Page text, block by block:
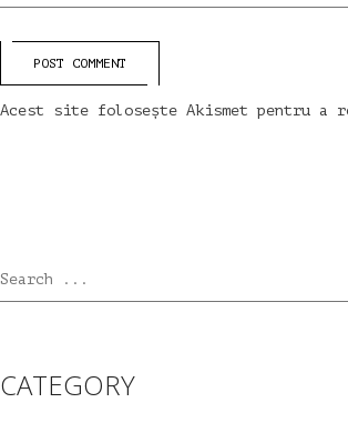
POST COMMENT
Acest site folosește Akismet pentru a
Search ...
CATEGORY